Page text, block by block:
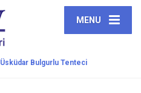
MENU
Üsküdar Bulgurlu Tenteci